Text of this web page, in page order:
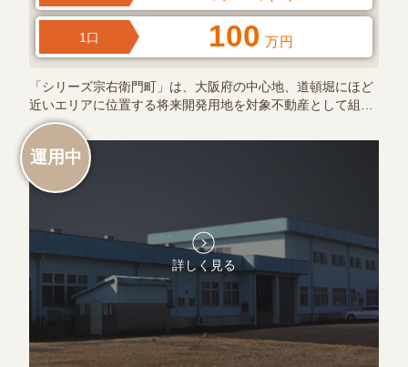
1口 100 万円
「シリーズ宗右衛門町」は、大阪府の中心地、道頓堀にほど
近いエリアに位置する将来開発用地を対象不動産として組…
詳しく見る
運用中